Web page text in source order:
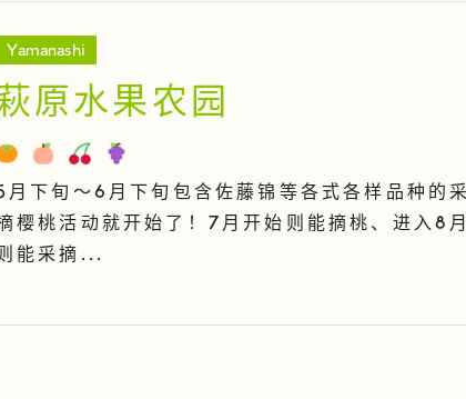
Yamanashi
原水果农园
月下旬～6月下旬包含佐藤锦等各式各样品种的
樱桃活动就开始了！7月开始则能摘桃、进入8
能采摘...